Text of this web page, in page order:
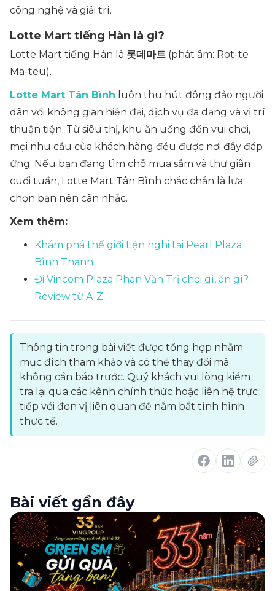
công nghệ và giải trí.
Lotte Mart tiếng Hàn là gì?
Lotte Mart tiếng Hàn là 롯데마트 (phát âm: Rot-te
Ma-teu).
Lotte Mart Tân Bình luôn thu hút đông đảo người
dân với không gian hiện đại, dịch vụ đa dạng và vị trí
thuận tiện. Từ siêu thị, khu ăn uống đến vui chơi,
mọi nhu cầu của khách hàng đều được nơi đây đáp
ứng. Nếu bạn đang tìm chỗ mua sắm và thư giãn
cuối tuần, Lotte Mart Tân Bình chắc chắn là lựa
chọn bạn nên cân nhắc.
Xem thêm:
Khám phá thế giới tiện nghi tại Pearl Plaza
Bình Thạnh
Đi Vincom Plaza Phan Văn Trị chơi gì, ăn gì?
Review từ A-Z
Thông tin trong bài viết được tổng hợp nhằm
mục đích tham khảo và có thể thay đổi mà
không cần báo trước. Quý khách vui lòng kiểm
tra lại qua các kênh chính thức hoặc liên hệ trực
tiếp với đơn vị liên quan để nắm bắt tình hình
thực tế.
Bài viết gần đây